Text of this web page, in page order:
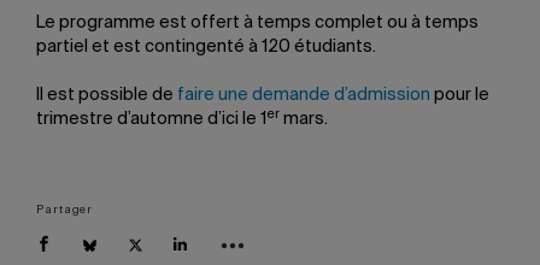
Le programme est offert à temps complet ou à temps
partiel et est contingenté à 120 étudiants.
Il est possible de faire une demande d’admission pour le
trimestre d’automne d’ici le 1 er mars.
Partager